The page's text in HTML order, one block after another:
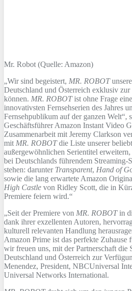
Mr. Robot (Quelle: Amazon)
„Wir sind begeistert, MR. ROBOT
Deutschland und Österreich exklusiv
können. MR. ROBOTist ohne Frage
innovativsten Fernsehserien des Jahres
Fernsehpublikum auf der ganzen Welt“,
Geschäftsführer Amazon Instant Video
Zusammenarbeit mit Jeremy Clarkson
mit MR. ROBOTdie Liste unserer
außergewöhnlichen Serientitel
bei Deutschlands führendem Streaming-
stehen: darunter Transparent, Hand of
sowie die lang erwartete Amazon
High Castle von Ridley Scott, die in
Premiere feiern wird.“
„Seit der Premiere von MR. ROBOTin
dank ihrer exzellenten Autoren,
kulturell relevanten Handlung
Amazon Prime ist das perfekte Zuhause
wir freuen uns, mit der Partnerschaft die
Deutschland und Österreich zur
Menendez, President, NBCUniversal
Universal Networks International.